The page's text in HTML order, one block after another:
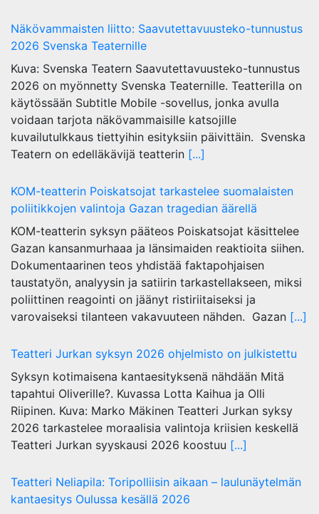
Näkövammaisten liitto: Saavutettavuusteko-tunnustus
2026 Svenska Teaternille
Kuva: Svenska Teatern Saavutettavuusteko-tunnustus
2026 on myönnetty Svenska Teaternille. Teatterilla on
käytössään Subtitle Mobile -sovellus, jonka avulla
voidaan tarjota näkövammaisille katsojille
kuvailutulkkaus tiettyihin esityksiin päivittäin. Svenska
Teatern on edelläkävijä teatterin [...]
KOM-teatterin Poiskatsojat tarkastelee suomalaisten
poliitikkojen valintoja Gazan tragedian äärellä
KOM-teatterin syksyn pääteos Poiskatsojat käsittelee
Gazan kansanmurhaaa ja länsimaiden reaktioita siihen.
Dokumentaarinen teos yhdistää faktapohjaisen
taustatyön, analyysin ja satiirin tarkastellakseen, miksi
poliittinen reagointi on jäänyt ristiriitaiseksi ja
varovaiseksi tilanteen vakavuuteen nähden. Gazan [...]
Teatteri Jurkan syksyn 2026 ohjelmisto on julkistettu
Syksyn kotimaisena kantaesityksenä nähdään Mitä
tapahtui Oliverille?. Kuvassa Lotta Kaihua ja Olli
Riipinen. Kuva: Marko Mäkinen Teatteri Jurkan syksy
2026 tarkastelee moraalisia valintoja kriisien keskellä
Teatteri Jurkan syyskausi 2026 koostuu [...]
Teatteri Neliapila: Toripolliisin aikaan – laulunäytelmän
kantaesitys Oulussa kesällä 2026